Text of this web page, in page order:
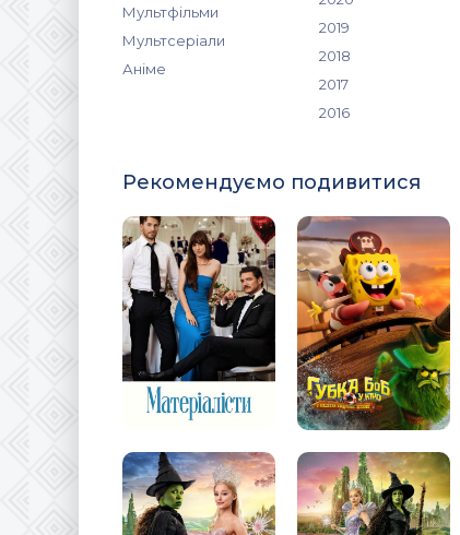
Мультфільми
Мультсеріали
Аніме
2019
2018
2017
2016
Рекомендуємо подивитися